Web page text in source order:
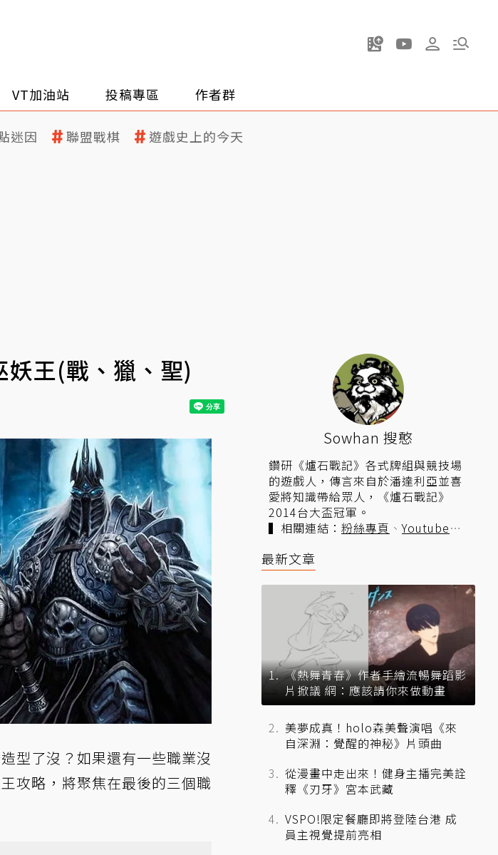
VT加油站 投稿專區 作者群
迷因 聯盟戰棋 遊戲史上的今天
王(戰、獵、聖)
型了沒？如果還有一些職業沒
攻略，將聚焦在最後的三個職
Sowhan 搜憨
鑽研《爐石戰記》各式牌組與競技場
的遊戲人，傳言來自於潘達利亞並喜
愛將知識帶給眾人，《爐石戰記》
2014台大盃冠軍。
▍相關連結： 粉絲專頁 、Youtube頻
最新文章
《熱舞青春》作者手繪流暢舞蹈影
片掀議 網：應該請你來做動畫
美夢成真！holo森美聲演唱《來
自深淵：覺醒的神秘》片頭曲
從漫畫中走出來！健身主播完美詮
釋《刃牙》宮本武藏
VSPO!限定餐廳即將登陸台港 成
員主視覺提前亮相